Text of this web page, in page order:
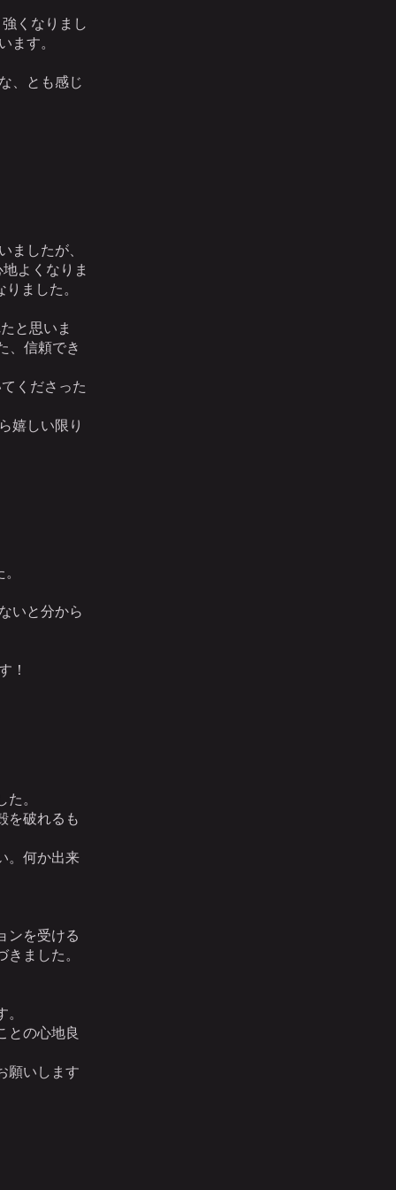
くなりまし
ます。
、とも感じ
ましたが、
よくなりま
ました。
と思いま
、信頼でき
くださった
嬉しい限り
いと分から
！
。
を破れるも
。何か出来
ンを受ける
ました。
との心地良
願いします